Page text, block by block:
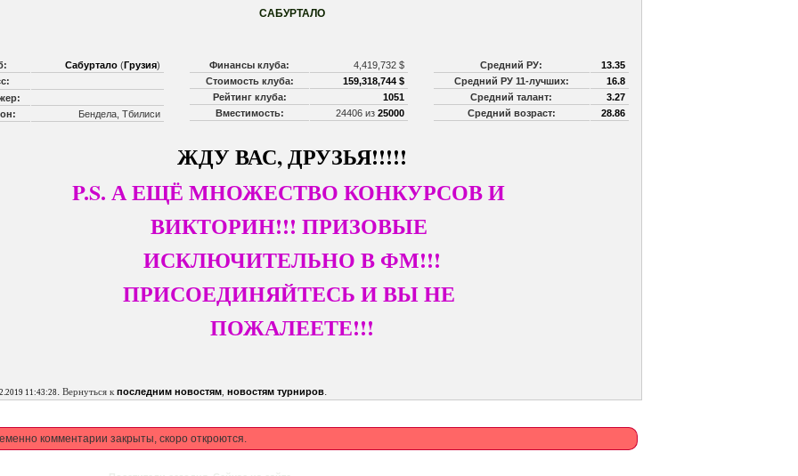
САБУРТАЛО
Сабуртало(Грузия)
Бендела, Тбилиси
Финансы клуба:
4,419,732 $
Стоимость клуба:
159,318,744 $
Рейтинг клуба:
1051
Вместимость:
24406 из 25000
Средний РУ:
13.35
Средний РУ 11-лучших:
16.8
Средний талант:
3.27
Средний возраст:
28.86
ЖДУ ВАС, ДРУЗЬЯ!!!!!
P.S. А ЕЩЁ МНОЖЕСТВО КОНКУРСОВ И
ВИКТОРИН!!! ПРИЗОВЫЕ
ИСКЛЮЧИТЕЛЬНО В ФМ!!!
ПРИСОЕДИНЯЙТЕСЬ И ВЫ НЕ
ПОЖАЛЕЕТЕ!!!
11:43:28 . Вернуться к последним новостям новостям турниров.
комментарии закрыты, скоро откроются.